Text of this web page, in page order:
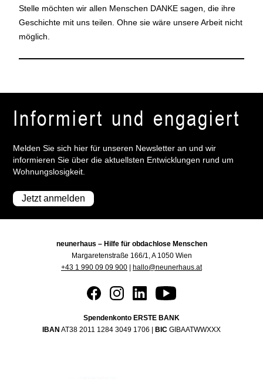
Stelle möchten wir allen Menschen DANKE sagen, die ihre
Geschichte mit uns teilen. Ohne sie wäre unsere Arbeit nicht
möglich.
Informiert und engagiert
Melden Sie sich hier für unseren Newsletter an und wir
informieren Sie über die aktuellsten Entwicklungen rund um
Wohnungslosigkeit.
Jetzt anmelden
neunerhaus – Hilfe für obdachlose Menschen
Margaretenstraße 166/1, A 1050 Wien
+43 1 990 09 09 900
hallo@neunerhaus.at
Spendenkonto ERSTE BANK
IBAN AT38 2011 1284 3049 1706 | BIC GIBAATWWXXX